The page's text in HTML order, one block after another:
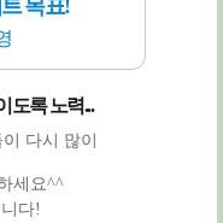
목표!
도록 노력...
다시 많이
세요^^
다!